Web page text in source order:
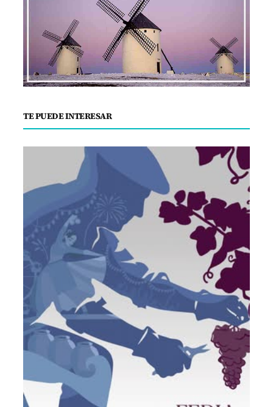
TE PUEDE INTERESAR